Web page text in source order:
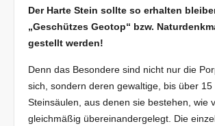
Der Harte Stein sollte so erhalten
„Geschützes Geotop“ bzw.
gestellt werden!
Denn das Besondere sind nicht nur die
sich, sondern deren gewaltige, bis über 15
Steinsäulen, aus denen sie bestehen, wie
gleichmäßig übereinandergelegt. Die